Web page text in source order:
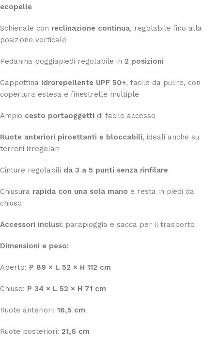
ecopelle
Schienale con reclinazione continua, regolabile fino alla
posizione verticale
Pedanina poggiapiedi regolabile in 2 posizioni
Cappottina idrorepellente UPF 50+, facile da pulire, con
copertura estesa e finestrelle multiple
Ampio cesto portaoggetti di facile accesso
Ruote anteriori piroettanti e bloccabili, ideali anche su
terreni irregolari
Cinture regolabili da 3 a 5 punti senza rinfilare
Chiusura rapida con una sola mano e resta in piedi da
chiuso
Accessori inclusi: parapioggia e sacca per il trasporto
Dimensioni e peso:
Aperto: P 89 × L 52 × H 112 cm
Chiuso: P 34 × L 52 × H 71 cm
Ruote anteriori: 16,5 cm
Ruote posteriori: 21,6 cm